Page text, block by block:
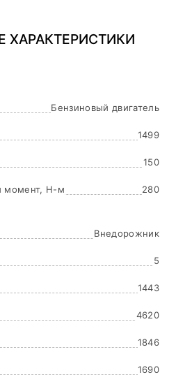
ХАРАКТЕРИСТИКИ
Бензиновый двигатель
1499
150
момент, Н-м 280
Внедорожник
5
1443
4620
1846
1690